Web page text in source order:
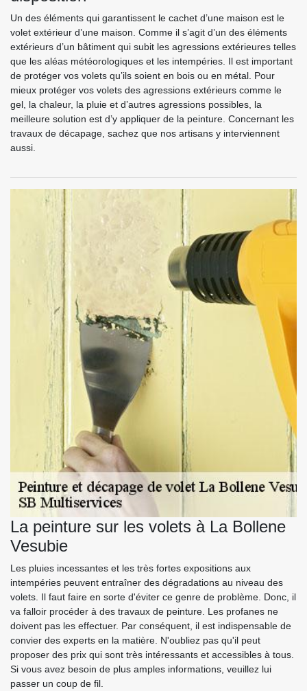
Un des éléments qui garantissent le cachet d’une maison est le
volet extérieur d’une maison. Comme il s’agit d’un des éléments
extérieurs d’un bâtiment qui subit les agressions extérieures telles
que les aléas météorologiques et les intempéries. Il est important
de protéger vos volets qu’ils soient en bois ou en métal. Pour
mieux protéger vos volets des agressions extérieurs comme le
gel, la chaleur, la pluie et d’autres agressions possibles, la
meilleure solution est d’y appliquer de la peinture. Concernant les
travaux de décapage, sachez que nos artisans y interviennent
aussi.
La peinture sur les volets à La Bollene
Vesubie
Les pluies incessantes et les très fortes expositions aux
intempéries peuvent entraîner des dégradations au niveau des
volets. Il faut faire en sorte d'éviter ce genre de problème. Donc, il
va falloir procéder à des travaux de peinture. Les profanes ne
doivent pas les effectuer. Par conséquent, il est indispensable de
convier des experts en la matière. N'oubliez pas qu'il peut
proposer des prix qui sont très intéressants et accessibles à tous.
Si vous avez besoin de plus amples informations, veuillez lui
passer un coup de fil.